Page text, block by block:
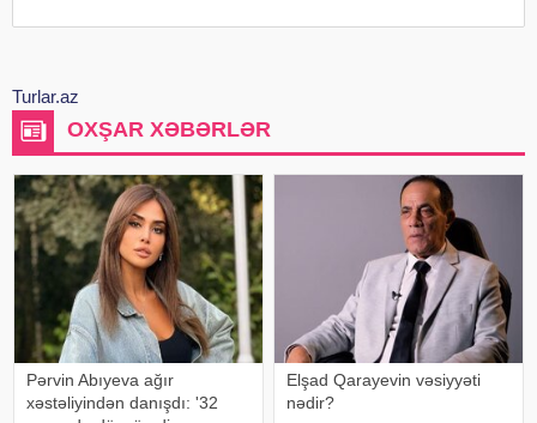
Turlar.az
OXŞAR XƏBƏRLƏR
Pərvin Abıyeva ağır
xəstəliyindən danışdı: '32
Elşad Qarayevin vəsiyyəti
nədir?